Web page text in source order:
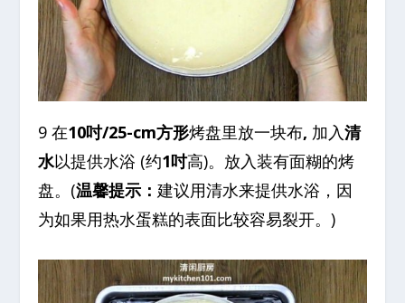
9 在10吋/25-cm方形烤盘里放一块布, 加入清
水以提供水浴 (约1吋高)。放入装有面糊的烤
盘。(温馨提示：建议用清水来提供水浴，因
为如果用热水蛋糕的表面比较容易裂开。)